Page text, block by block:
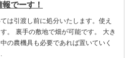
でーす！
は引渡し前に処分いたします。使え
。 裏手の敷地で畑が可能です。 大き
の農機具も必要であれば置いていく